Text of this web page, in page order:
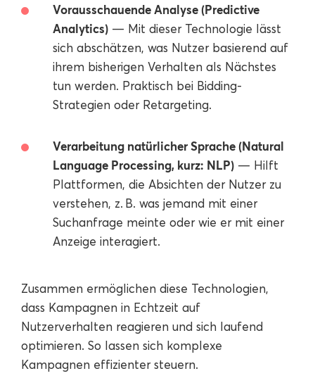
Vorausschauende Analyse (Predictive
Analytics) — Mit dieser Technologie lässt
sich abschätzen, was Nutzer basierend auf
ihrem bisherigen Verhalten als Nächstes
tun werden. Praktisch bei Bidding-
Strategien oder Retargeting.
Verarbeitung natürlicher Sprache (Natural
Language Processing, kurz: NLP) — Hilft
Plattformen, die Absichten der Nutzer zu
verstehen, z. B. was jemand mit einer
Suchanfrage meinte oder wie er mit einer
Anzeige interagiert.
Zusammen ermöglichen diese Technologien,
dass Kampagnen in Echtzeit auf
Nutzerverhalten reagieren und sich laufend
optimieren. So lassen sich komplexe
Kampagnen effizienter steuern.